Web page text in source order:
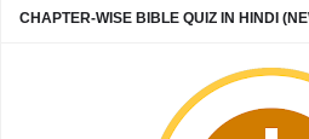
CHAPTER-WISE BIBLE QUIZ IN HINDI